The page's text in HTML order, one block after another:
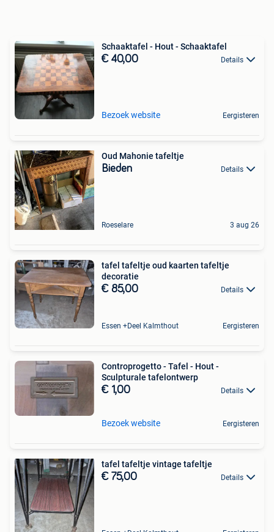
Schaaktafel - Hout - Schaaktafel
€ 40,00 Details
Bezoek website Eergisteren
Oud Mahonie tafeltje
Bieden Details
Roeselare 3 aug 26
tafel tafeltje oud kaarten tafeltje
decoratie
€ 85,00 Details
Essen +Deel Kalmthout Eergisteren
Controprogetto - Tafel - Hout -
Sculpturale tafelontwerp
€ 1,00 Details
Bezoek website Eergisteren
tafel tafeltje vintage tafeltje
€ 75,00 Details